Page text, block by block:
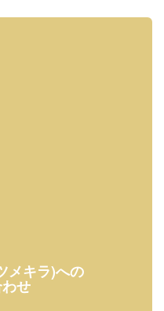
メキラ)への
せ